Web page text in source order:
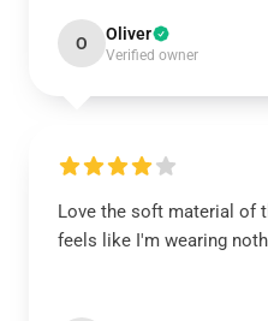
O Oliver
Verified owner
Love the soft material of
feels like I'm wearing